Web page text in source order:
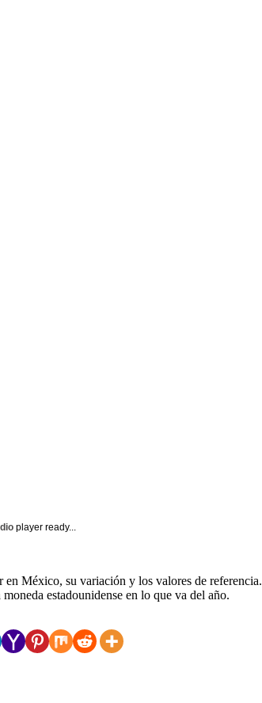
player ready...
México, su variación y los valores de referencia.
estadounidense en lo que va del año.